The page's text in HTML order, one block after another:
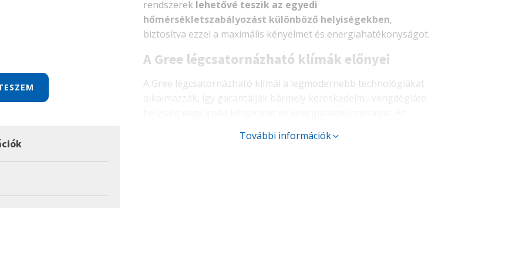
rendszerek lehetővé teszik az egyedi
hőmérsékletszabályozást különböző helyiségekben,
biztosítva ezzel a maximális kényelmet és energiahatékonyságot.
A Gree légcsatornázható klímák előnyei
A Gree légcsatornázható klímái a legmodernebb technológiákat
rendszerek nemcsak kellemes klímát biztosítanak, hanem
További információk